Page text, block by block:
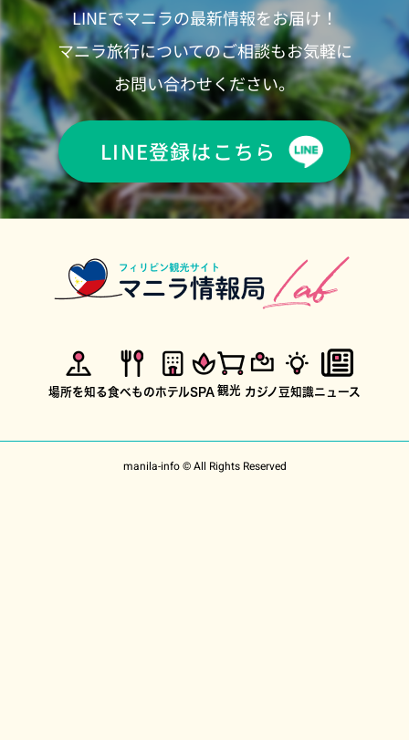
LINEでマニラの最新情報をお届け！
マニラ旅行についてのご相談もお気軽に
お問い合わせください。
LINE登録はこちら
場所を知る食べものホテルSPA 観光 カジノ豆知識ニュース
manila-info © All Rights Reserved